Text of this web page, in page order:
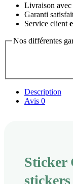
Livraison avec
Garanti
Service client
Nos différentes
Description
Avis 0
Sticker
stickers